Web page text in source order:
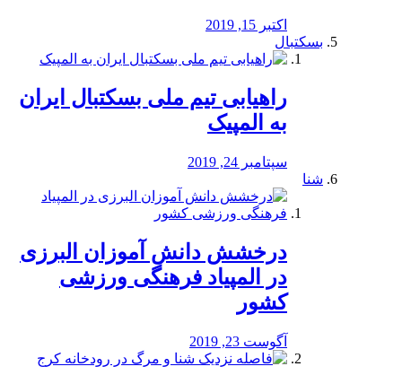
اکتبر 15, 2019
بسکتبال
راهیابی تیم ملی بسکتبال ایران
به المپیک
سپتامبر 24, 2019
شنا
درخشش دانش آموزان البرزی
در المپیاد فرهنگی ورزشی
کشور
آگوست 23, 2019